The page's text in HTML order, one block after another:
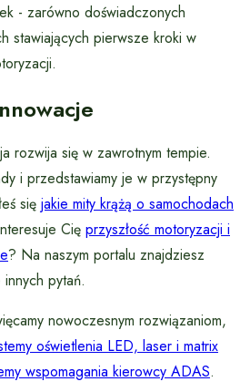
- zarówno doświadczonych
stawiających pierwsze kroki w
rozwija się w zawrotnym tempie.
i przedstawiamy je w przystępny
się jakie mity krążą o samochodach
Cię przyszłość motoryzacji i
? Na naszym portalu znajdziesz
pytań.
nowoczesnym rozwiązaniom,
oświetlenia LED, laser i matrix
wspomagania kierowcy ADAS.